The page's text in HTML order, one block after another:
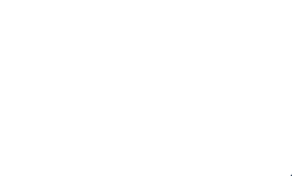
REPRODUCIRAJ